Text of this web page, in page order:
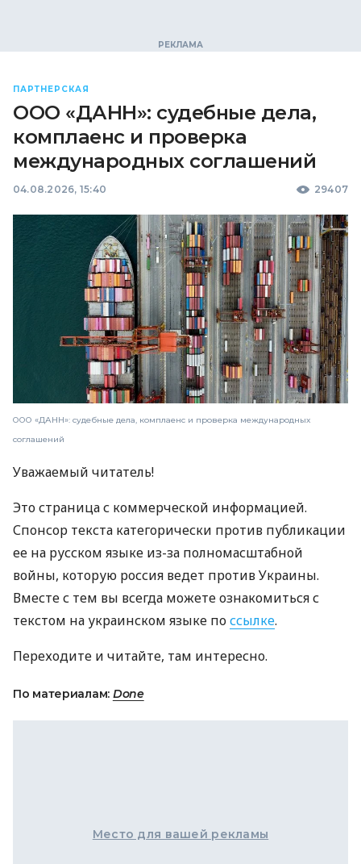
ПАРТНЕРСКАЯ
ООО «ДАНН»: судебные дела,
комплаенс и проверка
международных соглашений
04.08.2026, 15:40 29407
ООО «ДАНН»: судебные дела, комплаенс и проверка международных
соглашений
Уважаемый читатель!
Это страница с коммерческой информацией.
Спонсор текста категорически против публикации
ее на русском языке из-за полномасштабной
войны, которую россия ведет против Украины.
Вместе с тем вы всегда можете ознакомиться с
текстом на украинском языке поссылке.
Переходите и читайте, там интересно.
По материалам: Done
Место для вашей рекламы